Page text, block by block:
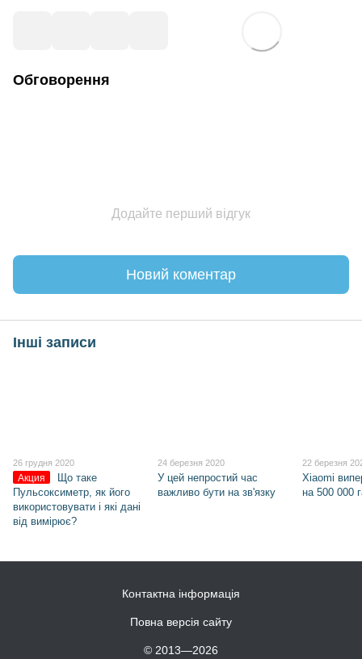
Обговорення
Додайте перший відгук
Новий коментар
Інші записи
26 грудня 2020
Акция
Що таке
Пульсоксиметр, як його
використовувати і які дані
від вимірює?
24 березня 2020
У цей непростий час
важливо бути на зв'язку
22 березня
Xiaomi
на 500 000
Контактна інформація
Повна версія сайту
© 2013—2026